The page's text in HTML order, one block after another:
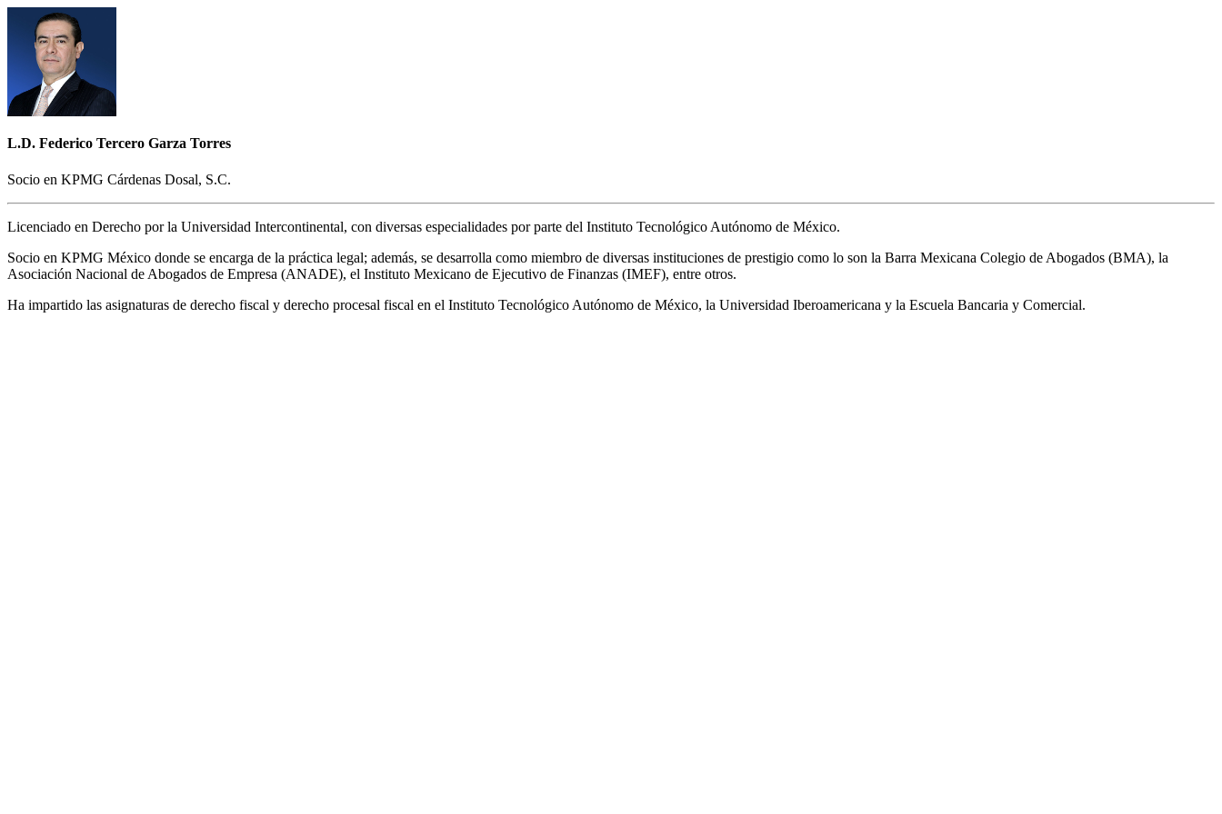
L.D. Federico Tercero Garza Torres
Socio en KPMG Cárdenas Dosal, S.C.
Licenciado en Derecho por la Universidad Intercontinental, con diversas especialidades por parte del Instituto Tecnológico Autónomo de México.
Socio en KPMG México donde se encarga de la práctica legal; además, se desarrolla como miembro de diversas instituciones de prestigio como lo son la Barra Mexicana Colegio de Abogados (BMA), la
Asociación Nacional de Abogados de Empresa (ANADE), el Instituto Mexicano de Ejecutivo de Finanzas (IMEF), entre otros.
Ha impartido las asignaturas de derecho fiscal y derecho procesal fiscal en el Instituto Tecnológico Autónomo de México, la Universidad Iberoamericana y la Escuela Bancaria y Comercial.